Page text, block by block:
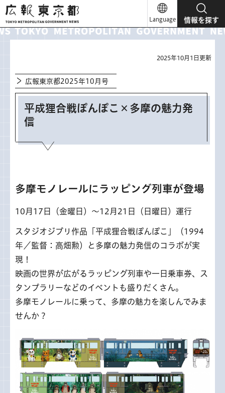
広報東京都
Language 情報を探す
2025年10月1日更新
広報東京都2025年10月号
平成狸合戦ぽんぽこ×多摩の魅力発
信
多摩モノレールにラッピング列車が登場
10月17日（金曜日）～12月21日（日曜日）運行
スタジオジブリ作品「平成狸合戦ぽんぽこ」（1994
年／監督：高畑勲）と多摩の魅力発信のコラボが実
現！
映画の世界が広がるラッピング列車や一日乗車券、ス
タンプラリーなどのイベントも盛りだくさん。
多摩モノレールに乗って、多摩の魅力を楽しんでみま
せんか？